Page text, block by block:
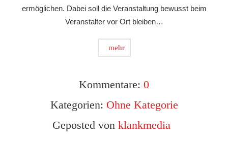
ermöglichen. Dabei soll die Veranstaltung bewusst beim
Veranstalter vor Ort bleiben…
mehr
Kommentare: 0
Kategorien: Ohne Kategorie
Geposted von klankmedia